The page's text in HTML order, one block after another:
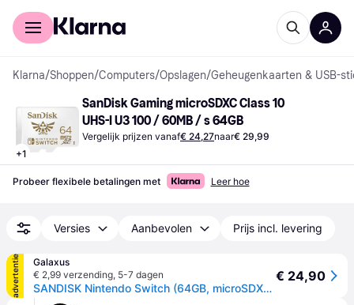
Voor shoppers
Klarna/Shoppen/Computers/Opslagen/Geheugenkaarten & USB-
+1
SanDisk Gaming microSDXC Class 10
UHS-I U3 100 / 60MB / s 64GB
Vergelijk prijzen vanaf€ 24,27naar€ 29,99
Probeer flexibele betalingen met Leer hoe
Versies Aanbevolen Prijs incl. levering
advertentie
Galaxus
€ 2,99 verzending, 5-7 dagen
SANDISK Nintendo Switch (64GB, microSDXC, U3, UHS-I), Geheugenkaart, Rood, Wit
€ 24,90